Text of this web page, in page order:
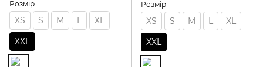
Розмір
XS S M L
XL
XXL
Розмір
XS S M L
XL
XXL